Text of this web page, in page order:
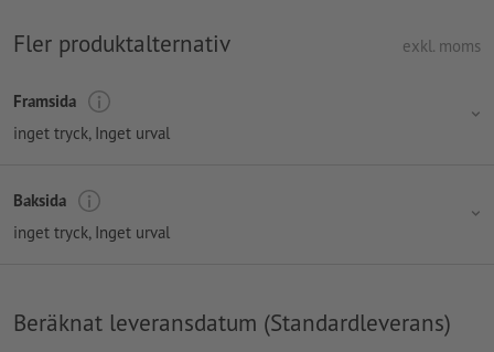
Fler produktalternativ exkl. moms
Framsida
inget tryck, Inget urval
Baksida
inget tryck, Inget urval
Beräknat leveransdatum (Standardleverans)